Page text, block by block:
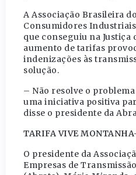
A Associação Brasileira
Consumidores
que conseguiu na Justiça
aumento de tarifas
indenizações às
solução.
– Não resolve o
uma iniciativa positiva
disse o presidente da
TARIFA VIVE
O presidente da
Empresas de